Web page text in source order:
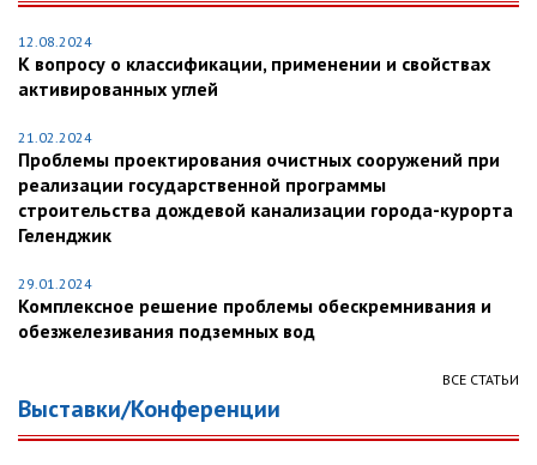
12.08.2024
К вопросу о классификации, применении и свойствах
активированных углей
21.02.2024
Проблемы проектирования очистных сооружений при
реализации государственной программы
строительства дождевой канализации города-курорта
Геленджик
29.01.2024
Комплексное решение проблемы обескремнивания и
обезжелезивания подземных вод
ВСЕ СТАТЬИ
Выставки/Конференции